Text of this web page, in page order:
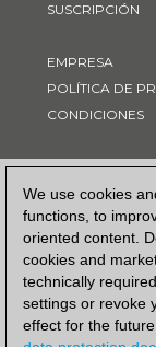
We use cookies
functions, to
oriented content.
cookies and
technically
settings or revoke
effect for the
SUSCRIPCIÓN
EMPRESA
POLÍTICA DE
CONDICIONES
FORMA DE PAGO